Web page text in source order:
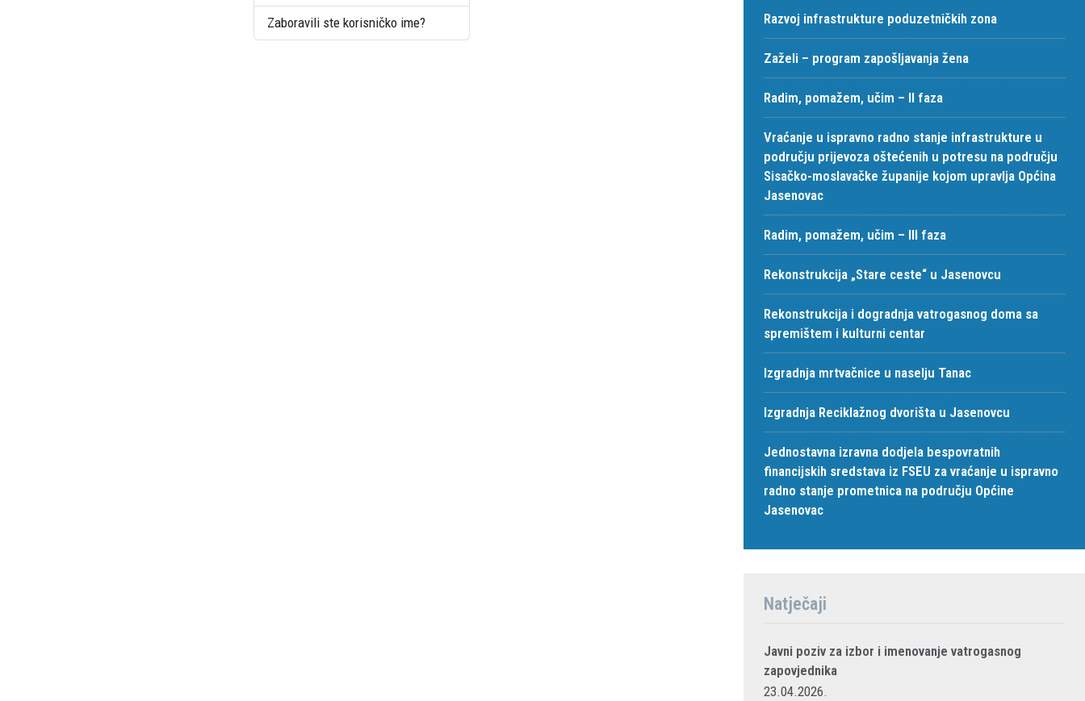
Zaboravili ste korisničko ime? Razvoj infrastrukture poduzetničkih zona
Zaželi – program zapošljavanja žena
Radim, pomažem, učim – II faza
Vraćanje u ispravno radno stanje infrastrukture u
području prijevoza oštećenih u potresu na području
Sisačko-moslavačke županije kojom upravlja Općina
Jasenovac
Radim, pomažem, učim – III faza
Rekonstrukcija „Stare ceste“ u Jasenovcu
Rekonstrukcija i dogradnja vatrogasnog doma sa
spremištem i kulturni centar
Izgradnja mrtvačnice u naselju Tanac
Izgradnja Reciklažnog dvorišta u Jasenovcu
Jednostavna izravna dodjela bespovratnih
financijskih sredstava iz FSEU za vraćanje u ispravno
radno stanje prometnica na području Općine
Jasenovac
Natječaji
Javni poziv za izbor i imenovanje vatrogasnog
zapovjednika
23.04.2026.